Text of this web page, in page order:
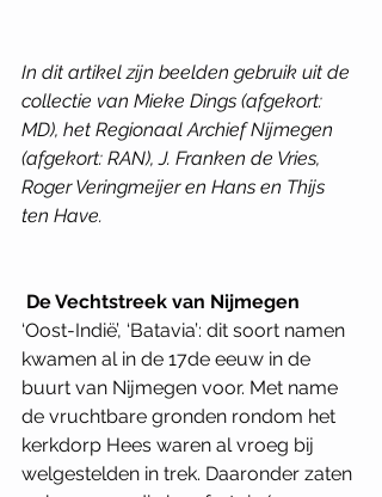
In dit artikel zijn beelden gebruik uit de
collectie van Mieke Dings (afgekort:
MD), het Regionaal Archief Nijmegen
(afgekort: RAN), J. Franken de Vries,
Roger Veringmeijer en Hans en Thijs
ten Have.
De Vechtstreek van Nijmegen
‘Oost-Indië’, ‘Batavia’: dit soort namen
kwamen al in de 17de eeuw in de
buurt van Nijmegen voor. Met name
de vruchtbare gronden rondom het
kerkdorp Hees waren al vroeg bij
welgestelden in trek. Daaronder zaten